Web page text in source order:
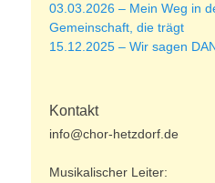
03.03.2026 – Mein Weg in
Gemeinschaft, die trägt
15.12.2025 – Wir sagen
Kontakt
info@chor-hetzdorf.de
Musikalischer Leiter: